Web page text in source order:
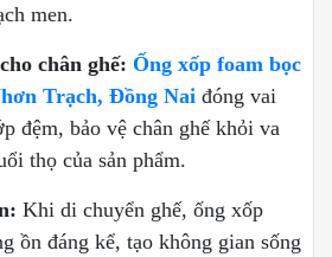
men.
chân ghế: Ống xốp foam bọc
Trạch, Đồng Nai đóng vai
đệm, bảo vệ chân ghế khỏi va
thọ của sản phẩm.
Khi di chuyển ghế, ống xốp
ồn đáng kể, tạo không gian sống